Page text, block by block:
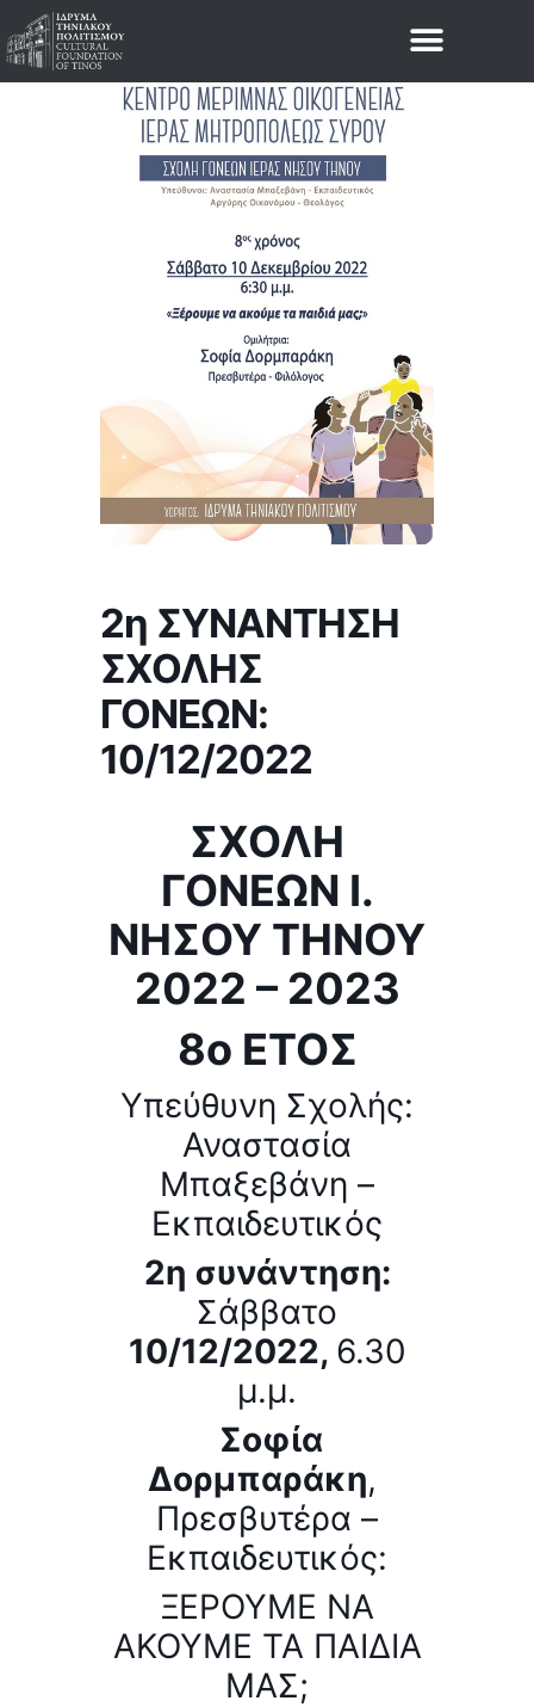
2η ΣΥΝΑΝΤΗΣΗ
ΣΧΟΛΗΣ
ΓΟΝΕΩΝ:
10/12/2022
ΣΧΟΛΗ
ΓΟΝΕΩΝ Ι.
ΝΗΣΟΥ ΤΗΝΟΥ
2022 – 2023
8ο ΕΤΟΣ
Υπεύθυνη Σχολής:
Αναστασία
Μπαξεβάνη –
Εκπαιδευτικός
2η συνάντηση:
Σάββατο
10/12/2022, 6.30
μ.μ.
Σοφία
Δορμπαράκη,
Πρεσβυτέρα –
Εκπαιδευτικός:
ΞΕΡΟΥΜΕ ΝΑ
ΑΚΟΥΜΕ ΤΑ ΠΑΙΔΙΑ
ΜΑΣ;